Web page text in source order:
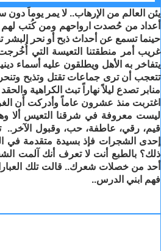
يئن العالم من الإرهاب.. لا يمر يوماَ
أعداد من حُصدت ارواحهم ومن كُتب لهم
حينما تسمع عن أحداث ذبح أو نحر البشر
غريب أمر منطقتنا التعيسة التي
يتفاخر به الأهل ويطلقون عليه أسماء
تتعجب أن ترى جماعات تقتل وتذبح
منابر تصدع ليلاً نهاراً تبث الكراهية
اغتربت منذ عشرون عاماً وأدركت أن
ليست معروفة في شرقنا التعيس ألا
قيم، رقي، عاطفة، حب، وقبول الآخر..
إحدى الشجرات فإذ بسيدة متقدمة
ذلك؟ بالطبع أنت لا تعرف أنك آلمت
أحد من خصلات شعرك.. قالت تلك
فهم ابني الدرس..